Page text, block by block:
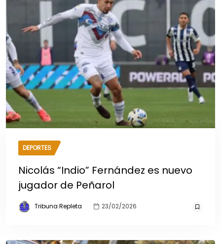
DEPORTES
Nicolás “Indio” Fernández es nuevo
jugador de Peñarol
Tribuna Repleta 23/02/2026